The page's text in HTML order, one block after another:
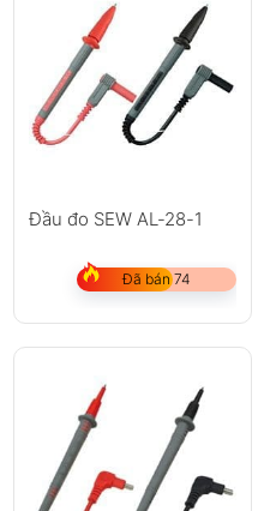
Đầu đo SEW AL-28-1
Đã bán 74